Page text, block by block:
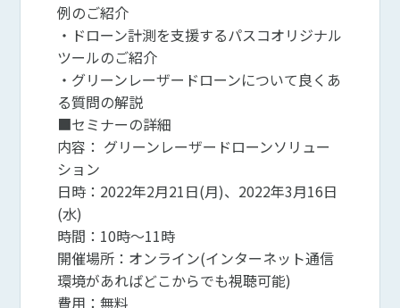
例のご紹介
・ドローン計測を支援するパスコオリジナル
ツールのご紹介
・グリーンレーザードローンについて良くあ
る質問の解説
■セミナーの詳細
内容： グリーンレーザードローンソリュー
ション
日時：2022年2月21日(月)、2022年3月16日
(水)
時間：10時～11時
開催場所：オンライン(インターネット通信
環境があればどこからでも視聴可能)
費用：無料